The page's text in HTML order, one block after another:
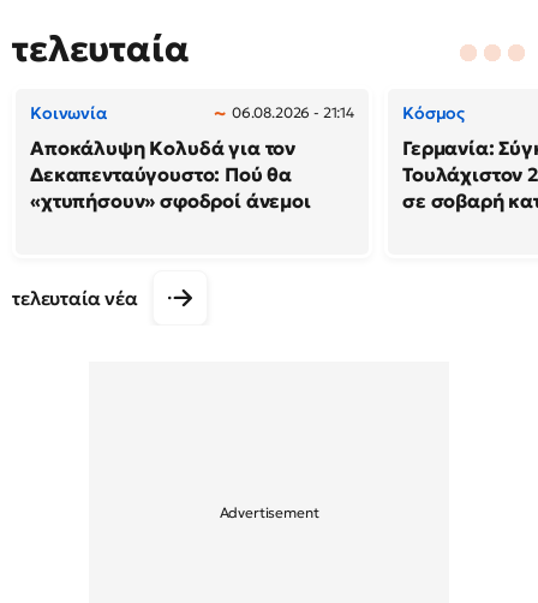
τελευταία
Κοινωνία 06.08.2026 - 21:14
Αποκάλυψη Κολυδά για τον
Δεκαπενταύγουστο: Πού θα
«χτυπήσουν» σφοδροί άνεμοι
Κόσμος
Γερμανία:
Τουλάχιστον
σε σοβαρή
τελευταία νέα